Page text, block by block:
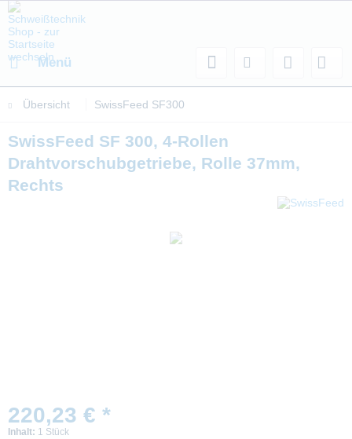
Menü
Übersicht SwissFeed SF300
SwissFeed SF 300, 4-Rollen
Drahtvorschubgetriebe, Rolle 37mm,
Rechts
220,23 € *
Inhalt: 1 Stück